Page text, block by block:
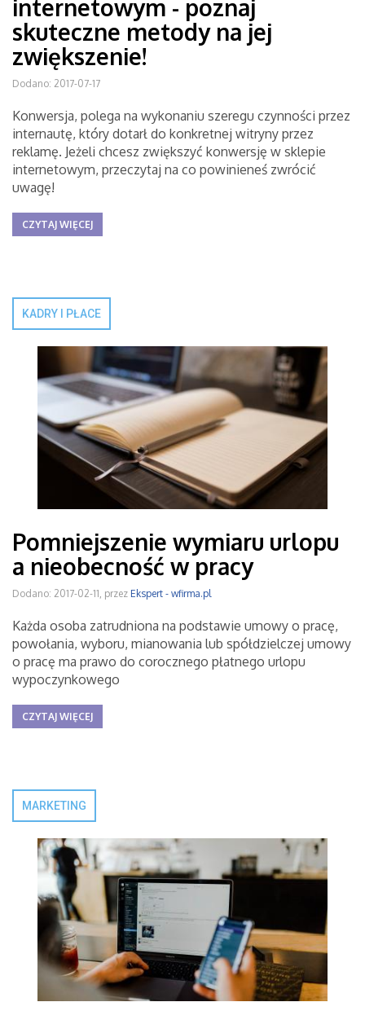
internetowym - poznaj
skuteczne metody na jej
zwiększenie!
Dodano: 2017-07-17
Konwersja, polega na wykonaniu szeregu czynności przez
internautę, który dotarł do konkretnej witryny przez
reklamę. Jeżeli chcesz zwiększyć konwersję w sklepie
internetowym, przeczytaj na co powinieneś zwrócić
uwagę!
CZYTAJ WIĘCEJ
KADRY I PŁACE
Pomniejszenie wymiaru urlopu
a nieobecność w pracy
Dodano: 2017-02-11, przez Ekspert - wfirma.pl
Każda osoba zatrudniona na podstawie umowy o pracę,
powołania, wyboru, mianowania lub spółdzielczej umowy
o pracę ma prawo do corocznego płatnego urlopu
wypoczynkowego
CZYTAJ WIĘCEJ
MARKETING